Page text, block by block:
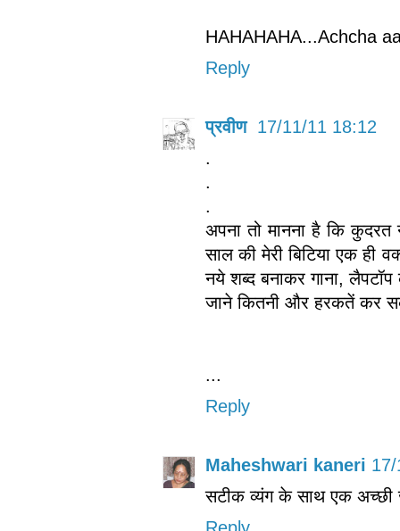
HAHAHAHA...Achcha
Reply
प्रवीण 17/11/11 18:12
.
.
.
अपना तो मानना है कि कुदरत
साल की मेरी बिटिया एक ही
नये शब्द बनाकर गाना,
जाने कितनी और हरकतें कर
...
Reply
Maheshwari kaneri
सटीक व्यंग के साथ एक अच्छी